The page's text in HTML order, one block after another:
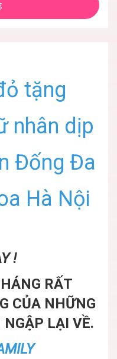
tặng
nhân dịp
Đống Đa
Hà Nội
!
RẤT
CỦA NHỮNG
NGẬP LẠI VỀ.